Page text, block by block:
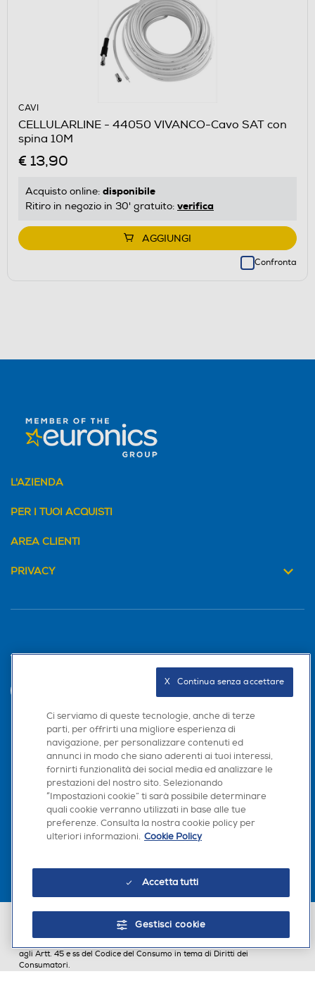
CAVI
CELLULARLINE - 44050 VIVANCO-Cavo SAT con
spina 10M
€ 13,90
Acquisto online: disponibile
Ritiro in negozio in 30' gratuito: verifica
AGGIUNGI
Confronta
L'AZIENDA
PER I TUOI ACQUISTI
AREA CLIENTI
PRIVACY
Trova negozio
Seguici sui social
Scarica la nostra app
Euronics Italia SpA. Sede legale Via Montefeltro, 6/a 20156 Milano
Partita Iva, Codice Fiscale e iscrizione CCIAA Milano Monza Brianza Lodi
agli Artt. 45 e ss del Codice del Consumo in tema di Diritti dei
Consumatori.
Ci serviamo di queste tecnologie, anche di terze
parti, per offrirti una migliore esperienza di
navigazione, per personalizzare contenuti ed
annunci in modo che siano aderenti ai tuoi interessi,
fornirti funzionalità dei social media ed analizzare le
prestazioni del nostro sito. Selezionando
“Impostazioni cookie” ti sarà possibile determinare
quali cookie verranno utilizzati in base alle tue
preferenze. Consulta la nostra cookie policy per
ulteriori informazioni. Cookie Policy
Accetta tutti
Gestisci cookie
X   Continua senza accettare